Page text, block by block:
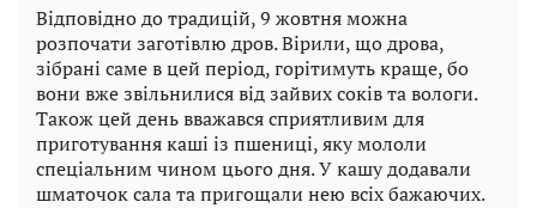
Відповідно до традицій, 9 жовтня можна
розпочати заготівлю дров. Вірили, що дрова,
зібрані саме в цей період, горітимуть краще, бо
вони вже звільнилися від зайвих соків та вологи.
Також цей день вважався сприятливим для
приготування каші із пшениці, яку мололи
спеціальним чином цього дня. У кашу додавали
шматочок сала та пригощали нею всіх бажаючих.